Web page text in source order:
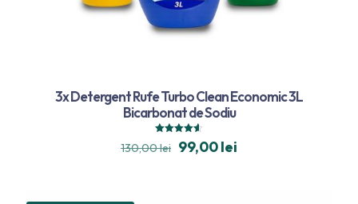
3x Detergent Rufe Turbo Clean Economic 3L
Bicarbonat de Sodiu
Evaluat la
4.57
130,00lei 99,00lei